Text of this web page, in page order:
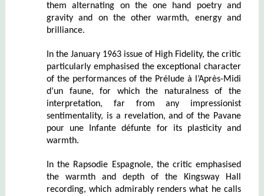
them alternating on the one hand poetry and
gravity and on the other warmth, energy and
brilliance.
In the January 1963 issue of High Fidelity, the critic
particularly emphasised the exceptional character
of the performances of the Prélude à l’Après-Midi
d’un faune, for which the naturalness of the
interpretation, far from any impressionist
sentimentality, is a revelation, and of the Pavane
pour une Infante défunte for its plasticity and
warmth.
In the Rapsodie Espagnole, the critic emphasised
the warmth and depth of the Kingsway Hall
recording, which admirably renders what he calls